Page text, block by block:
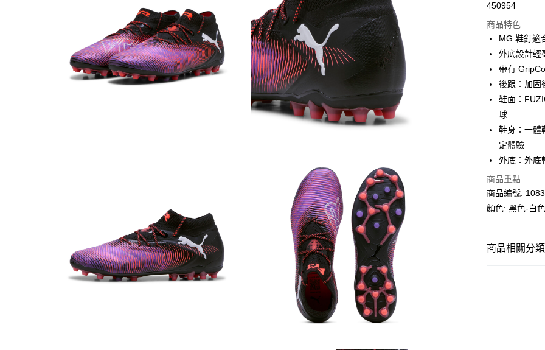
相關說明
Alipay, PayMe,
送貨方式
單筆訂單淨值
每筆
滿$599可享澳
450954
商品特色
MG 鞋釘適
外底設計輕
帶有
後跟：加固
鞋面：
球
鞋身：一體
定體驗
外底：外底
商品重點
商品編號:
顏色: 黑色-白
商品相關分